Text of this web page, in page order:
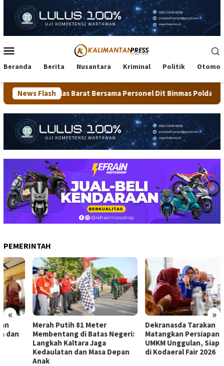
konten
Mobile
Beranda Berita Nusantara Kriminal Politik
News Flash
Bersama Personel Dit Binmas Polda Kaltara Salurkan
PEMERINTAH
« »
Merah Putih 81 Meter
Membentang di Batas Negeri:
Langkah Kaltara Jaga
Kedaulatan dan Masa Depan
Dekranasda Tarakan
Matangkan Persiapan Produk
UMKM Unggulan, Siap Tampil
di Kodaeral Fair 2026